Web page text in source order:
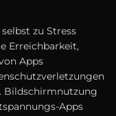
z‬u Stress
Erreichbarkeit,
Apps
Bildschirmnutzung
Apps